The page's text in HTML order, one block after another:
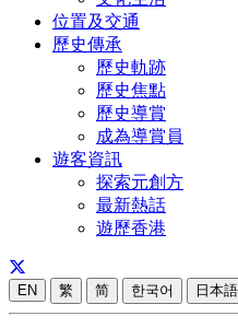
位置及交通
歷史傳承
歷史軌跡
歷史焦點
歷史導賞
成為導賞員
遊客資訊
探索元創方
最新熱話
遊歷香港
EN 繁 简 한국어 日本語